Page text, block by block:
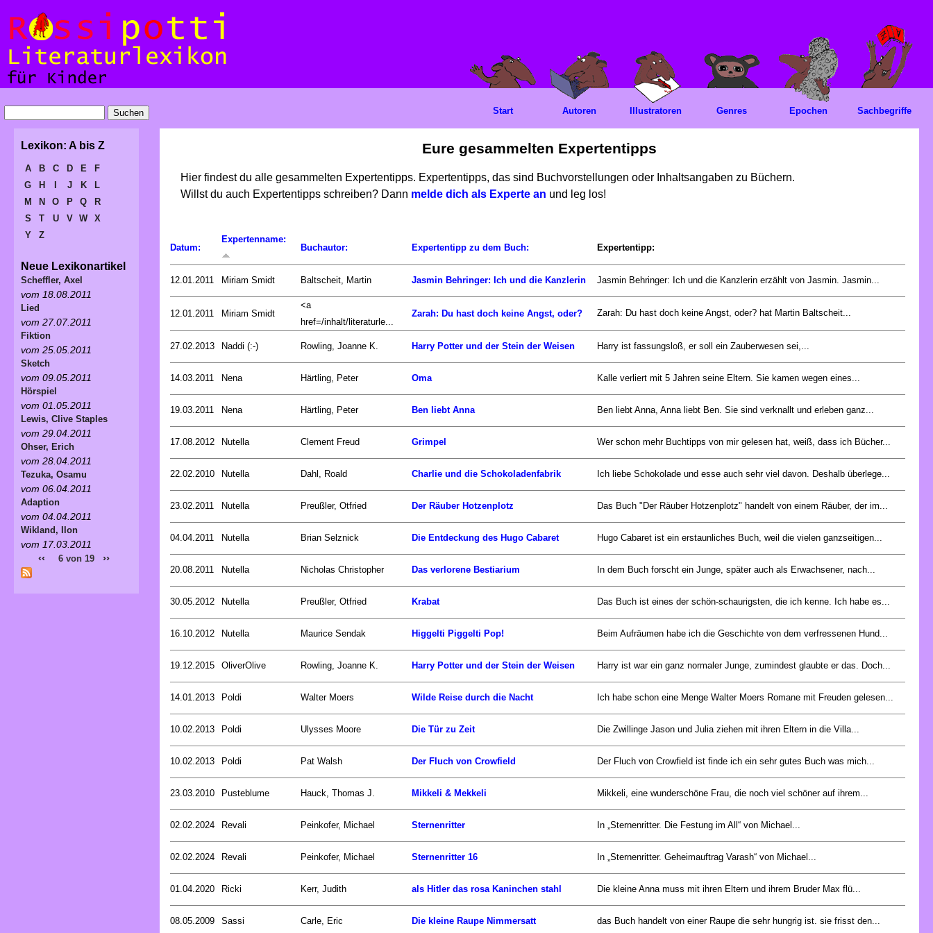
Eure gesammelten Expertentipps
Hier findest du alle gesammelten Expertentipps. Expertentipps, das sind Buchvorstellungen oder Inhaltsangaben zu Büchern.
Willst du auch Expertentipps schreiben? Dann melde dich als Experte an und leg los!
Datum:
Expertenname:
Buchautor:
Expertentipp zu dem Buch: Expertentipp:
12.01.2011 Miriam Smidt Baltscheit, Martin Jasmin Behringer: Ich und die Kanzlerin Jasmin Behringer: Ich und die Kanzlerin erzählt von Jasmin. Jasmin...
12.01.2011 Miriam Smidt
<a
href=/inhalt/literaturle...
Zarah: Du hast doch keine Angst, oder? Zarah: Du hast doch keine Angst, oder? hat Martin Baltscheit...
27.02.2013 Naddi (:-) Rowling, Joanne K. Harry Potter und der Stein der Weisen Harry ist fassungsloß, er soll ein Zauberwesen sei,...
14.03.2011 Nena Härtling, Peter Oma Kalle verliert mit 5 Jahren seine Eltern. Sie kamen wegen eines...
19.03.2011 Nena Härtling, Peter Ben liebt Anna Ben liebt Anna, Anna liebt Ben. Sie sind verknallt und erleben ganz...
17.08.2012 Nutella Clement Freud Grimpel Wer schon mehr Buchtipps von mir gelesen hat, weiß, dass ich Bücher...
22.02.2010 Nutella Dahl, Roald Charlie und die Schokoladenfabrik Ich liebe Schokolade und esse auch sehr viel davon. Deshalb überlege...
23.02.2011 Nutella Preußler, Otfried Der Räuber Hotzenplotz Das Buch "Der Räuber Hotzenplotz" handelt von einem Räuber, der im...
04.04.2011 Nutella Brian Selznick Die Entdeckung des Hugo Cabaret Hugo Cabaret ist ein erstaunliches Buch, weil die vielen ganzseitigen...
20.08.2011 Nutella Nicholas Christopher Das verlorene Bestiarium In dem Buch forscht ein Junge, später auch als Erwachsener, nach...
30.05.2012 Nutella Preußler, Otfried Krabat Das Buch ist eines der schön-schaurigsten, die ich kenne. Ich habe es...
16.10.2012 Nutella Maurice Sendak Higgelti Piggelti Pop! Beim Aufräumen habe ich die Geschichte von dem verfressenen Hund...
19.12.2015 OliverOlive Rowling, Joanne K. Harry Potter und der Stein der Weisen Harry ist war ein ganz normaler Junge, zumindest glaubte er das. Doch...
14.01.2013 Poldi Walter Moers Wilde Reise durch die Nacht Ich habe schon eine Menge Walter Moers Romane mit Freuden gelesen...
10.02.2013 Poldi Ulysses Moore Die Tür zu Zeit Die Zwillinge Jason und Julia ziehen mit ihren Eltern in die Villa...
10.02.2013 Poldi Pat Walsh Der Fluch von Crowfield Der Fluch von Crowfield ist finde ich ein sehr gutes Buch was mich...
23.03.2010 Pusteblume Hauck, Thomas J. Mikkeli & Mekkeli Mikkeli, eine wunderschöne Frau, die noch viel schöner auf ihrem...
02.02.2024 Revali Peinkofer, Michael Sternenritter In „Sternenritter. Die Festung im All“ von Michael...
02.02.2024 Revali Peinkofer, Michael Sternenritter 16 In „Sternenritter. Geheimauftrag Varash“ von Michael...
01.04.2020 Ricki Kerr, Judith als Hitler das rosa Kaninchen stahl Die kleine Anna muss mit ihren Eltern und ihrem Bruder Max flü...
08.05.2009 Sassi Carle, Eric Die kleine Raupe Nimmersatt das Buch handelt von einer Raupe die sehr hungrig ist. sie frisst den...
Start Autoren Illustratoren Genres Epochen Sachbegriffe
Lexikon: A bis Z
A B C D E
F
G
H J K
L
M
N O P Q
R
S
T U V W
X
Y
Z
Neue Lexikonartikel
Scheffler, Axel
vom 18.08.2011
Lied
vom 27.07.2011
Fiktion
vom 25.05.2011
Sketch
vom 09.05.2011
Hörspiel
vom 01.05.2011
Lewis, Clive Staples
vom 29.04.2011
Ohser, Erich
vom 28.04.2011
Tezuka, Osamu
vom 06.04.2011
Adaption
vom 04.04.2011
Wikland, Ilon
vom 17.03.2011
‹‹ 6 von 19 ››